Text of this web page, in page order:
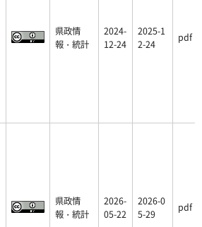
県政情
報・統計
2024-
12-24
2025-1
2-24
pdf
県政情
報・統計
2026-
05-22
2026-0
5-29
pdf